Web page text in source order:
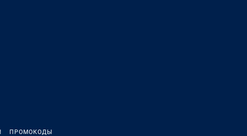
ПРОМОКОДЫ